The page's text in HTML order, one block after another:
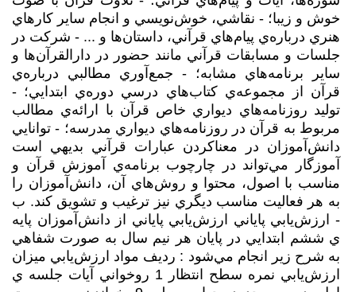
خوش و زيبا؛ - نقاشي، خوش‌نويسي و انجام ساير كارهاي
هنري درباره‌ي پيام‌هاي قرآني، داستان‌ها و ... - شركت در
جلسات و مسابقات قرآني مانند حضور در دارالقرآن‌ها و
ساير برنامه‌هاي مشابه؛ - جمع‌آوري مطالبي درباره‌ي
قرآن از مجموعه‌ي كتاب‌هاي درسي دوره‌ي ابتدايي؛ -
توليد روزنامه‌هاي ديواري خاص قرآن با ارائه‌ي مطالب
مربوط به قرآن در روزنامه‌هاي ديواري مدرسه؛ - توانايي
دانش‌آموزان در معناكردن عبارات قرآني بديهي است
آموزگار مي‌تواند در چارچوب برنامه‌ي آموزش قرآن و
مناسب با اصول، محتوا و روش‌هاي آن، دانش‌آموزان را
به هر فعاليت مناسب ديگري نيز ترغيب و تشويق كند. ب
- ارزش‌يابي پاياني ارزش‌يابي پاياني از دانش‌آموزان پايه
ي ششم ابتدايي در پايان هر نيم سال به صورت شفاهي
به شرح زير انجام مي‌شود : رديف مواد ارزش‌يابي ميزان
ارزش‌يابي نمره سطح انتظار 1 روخواني آيات جلسه ي